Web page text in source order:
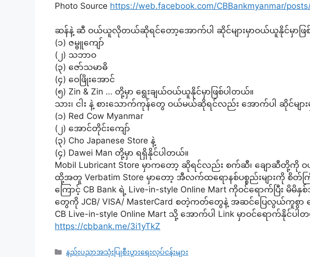
Photo Source https://web.facebook.com/CBBankmyanmar/
ဆန်နဲ့ ဆီ ဝယ်ယူလိုတယ်ဆိုရင်တော့အောက်ပါ ဆိုင်များမှာဝယ်ယူနိုင်မှာဖြ
(၁) ဇမ္ဗူကျော်
(၂) သဘာဝ
(၃) ဇော်သမာဓိ
(၄) ဝေဖြိုးအောင်
(၅) Zin & Zin … တို့မှာ ရွေးချယ်ဝယ်ယူနိုင်မှာဖြစ်ပါတယ်။
သား၊ ငါး နဲ့ စားသောက်ကုန်တွေ ဝယ်မယ်ဆိုရင်လည်း အောက်ပါ ဆိုင်မျာ
(၁) Red Cow Myanmar
(၂) အောင်တိုင်းကျော်
(၃) Cho Japanese Store နဲ့
(၄) Dawei Man တို့မှာ ရရှိနိုင်ပါတယ်။
Mobil Lubricant Store မှာကတော့ ဆိုရင်လည်း စက်ဆီ၊ ချောဆီတို့ကို
ထို့အတူ Verbatim Store မှာတော့ အီလက်ထရောနစ်ပစ္စည်းများကို စိတ်က
ကြောင့် CB Bank ရဲ့ Live-in-style Online Mart ကိုဝင်ရောက်ပြီး မိမိ
တွေကို JCB/ VISA/ MasterCard စတဲ့ကတ်တွေနဲ့ အဆင်ပြေလွယ်ကူစွာ ပ
CB Live-in-style Online Mart သို့ အောက်ပါ Link မှာဝင်ရောက်နိုင်ပါ
https://cbbank.me/3i1yTkZ
Categories
နည်းပညာအသုံးပြုစီးပွားရေးလုပ်ငန်းများ